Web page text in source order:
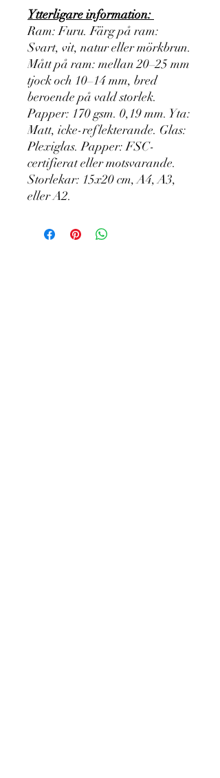
Ytterligare information:
Ram: Furu. Färg på ram:
Svart, vit, natur eller mörkbrun.
Mått på ram: mellan 20–25 mm
tjock och 10–14 mm, bred
beroende på vald storlek.
Papper: 170 gsm. 0,19 mm. Yta:
Matt, icke-reflekterande. Glas:
Plexiglas. Papper: FSC-
certifierat eller motsvarande.
Storlekar: 15x20 cm, A4, A3,
eller A2.